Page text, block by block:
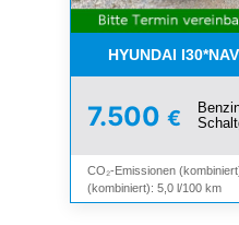
HYUNDAI
7.500 €
CO₂-Emissionen
(kombiniert): 5,0 l/100 km